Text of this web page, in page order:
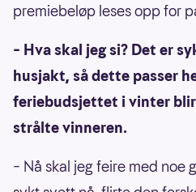
premiebeløp leses opp for
– Hva skal jeg si? Det er
husjakt, så dette passer
feriebudsjettet i vinter blir
strålte vinneren.
– Nå skal jeg feire med noe